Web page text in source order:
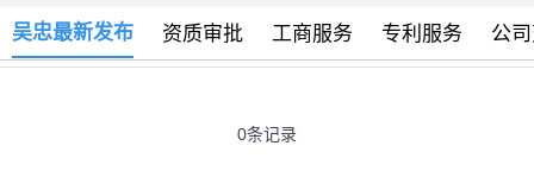
吴忠最新发布 资质审批 工商服务 专利服务 公
0条记录